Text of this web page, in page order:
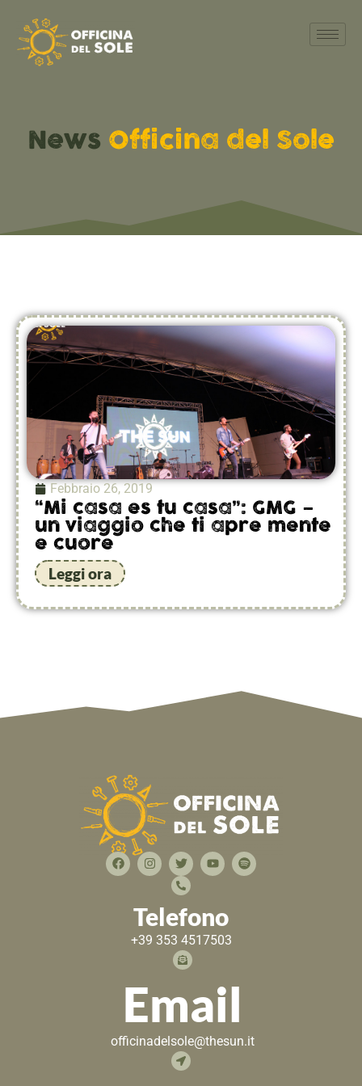
News Officina del Sole
Febbraio 26, 2019
“Mi casa es tu casa”: GMG –
un viaggio che ti apre mente
e cuore
Leggi ora
Telefono
+39 353 4517503
Email
officinadelsole@thesun.it